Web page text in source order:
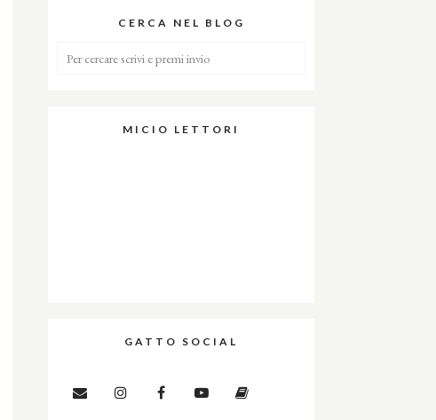
CERCA NEL BLOG
MICIO LETTORI
GATTO SOCIAL